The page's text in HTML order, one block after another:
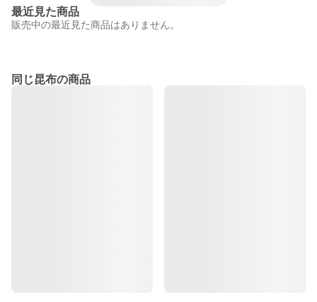
最近見た商品
販売中の最近見た商品はありません。
同じ昆布の商品